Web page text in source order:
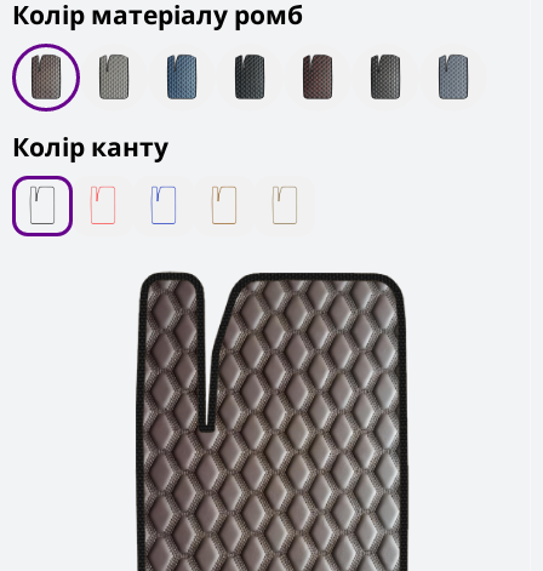
Колiр матеріалу ромб
Колір канту